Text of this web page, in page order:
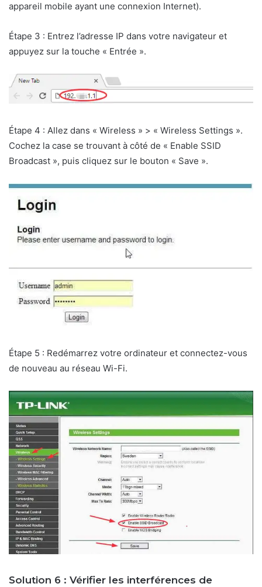
appareil mobile ayant une connexion Internet).
Étape 3 : Entrez l’adresse IP dans votre navigateur et
appuyez sur la touche « Entrée ».
Étape 4 : Allez dans « Wireless » > « Wireless Settings ».
Cochez la case se trouvant à côté de « Enable SSID
Broadcast », puis cliquez sur le bouton « Save ».
Étape 5 : Redémarrez votre ordinateur et connectez-vous
de nouveau au réseau Wi-Fi.
Solution 6 : Vérifier les interférences de